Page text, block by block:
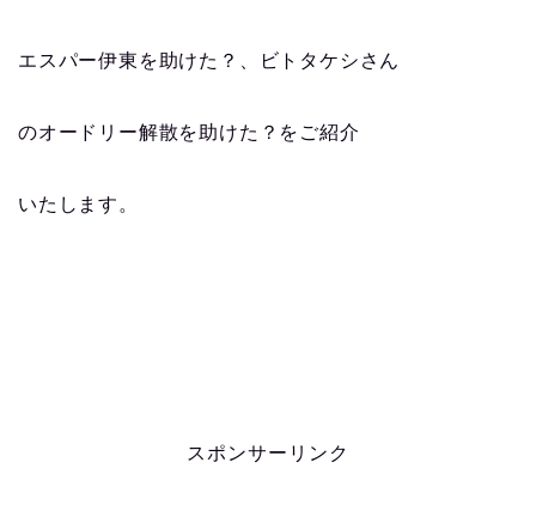
エスパー伊東を助けた？、ビトタケシさん
のオードリー解散を助けた？をご紹介
いたします。
スポンサーリンク